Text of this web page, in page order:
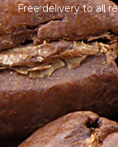
Free delivery to all